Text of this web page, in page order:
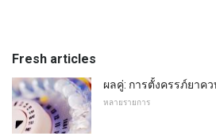
Fresh articles
ผลคู่: การตั้งครรภ์ยาค
หลายรายการ